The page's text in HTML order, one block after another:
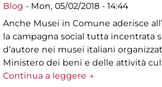
Blog - Mon, 05/02/2018 - 14:44
Anche Musei in Comune aderisce
la campagna social tutta incentrata
d’autore nei musei italiani
Ministero dei beni e delle attività
Continua a leggere →